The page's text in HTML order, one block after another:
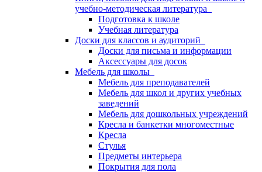
учебно-методическая литература
Подготовка к школе
Учебная литература
Доски для классов и аудиторий
Доски для письма и информации
Аксессуары для досок
Мебель для школы
Мебель для преподавателей
Мебель для школ и других учебных
заведений
Мебель для дошкольных учреждений
Кресла и банкетки многоместные
Кресла
Стулья
Предметы интерьера
Покрытия для пола